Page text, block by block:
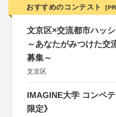
おすすめのコンテスト
文京区×交流都市ハッ
～あなたがみつけた交
募集～
文京区
IMAGINE大学 コンペ
限定》